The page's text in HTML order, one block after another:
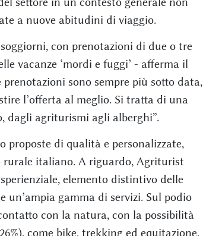
a nuove abitudini di viaggio.
con prenotazioni di due o tre
vacanze ‘mordi e fuggi’ - afferma il
sono sempre più sotto data,
l’offerta al meglio. Si tratta di una
dagli agriturismi agli alberghi”.
proposte di qualità e personalizzate,
rurale italiano. A riguardo, Agriturist
elemento distintivo delle
un’ampia gamma di servizi. Sul podio
con la natura, con la possibilità
come bike, trekking ed equitazione,